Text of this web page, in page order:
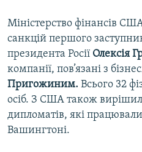
Міністерство фінансів
санкцій першого
президента Росії Олексія
компанії, пов’язані з
Пригожиним. Всього 32
осіб. З США також
дипломатів, які працювали
Вашингтоні.